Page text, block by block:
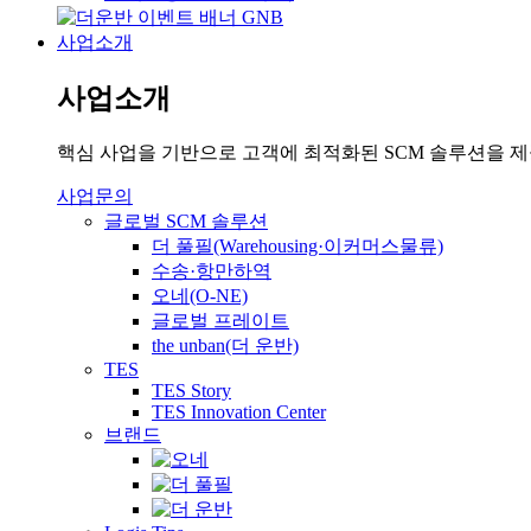
사업소개
사업소개
핵심 사업을 기반으로 고객에 최적화된 SCM 솔루션을
사업문의
글로벌 SCM 솔루션
더 풀필(Warehousing·이커머스물류)
수송·항만하역
오네(O-NE)
글로벌 프레이트
the unban(더 운반)
TES
TES Story
TES Innovation Center
브랜드